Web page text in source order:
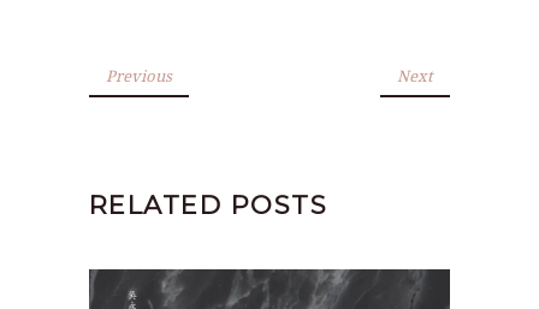
Previous Next
RELATED POSTS